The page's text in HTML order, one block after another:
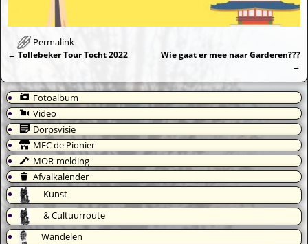
Permalink
← Tollebeker Tour Tocht 2022
Wie gaat er mee naar Garderen???
→
Fotoalbum
Video
Dorpsvisie
MFC de Pionier
MOR-melding
Afvalkalender
Kunst
& Cultuurroute
Wandelen